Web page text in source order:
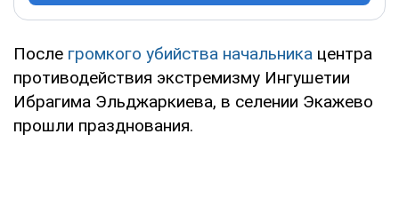
После громкого убийства начальника центра
противодействия экстремизму Ингушетии
Ибрагима Эльджаркиева, в селении Экажево
прошли празднования.